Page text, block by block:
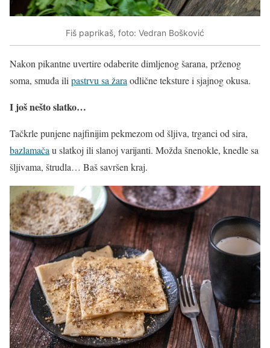
Fiš paprikaš, foto: Vedran Bošković
Nakon pikantne uvertire odaberite dimljenog šarana, prženog
soma, smuđa ilipastrvu sa žaraodlične teksture i sjajnog okusa.
I još nešto slatko…
Tačkrle punjene najfinijim pekmezom od šljiva, trganci od sira,
bazlamačau slatkoj ili slanoj varijanti. Možda šnenokle, knedle sa
šljivama, štrudla… Baš savršen kraj.